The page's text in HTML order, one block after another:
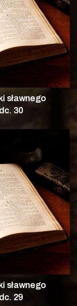
sławnego
30
sławnego
29